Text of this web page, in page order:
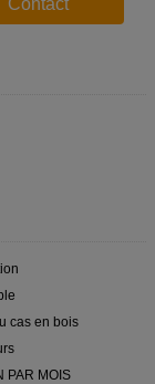
cas en bois
PAR MOIS